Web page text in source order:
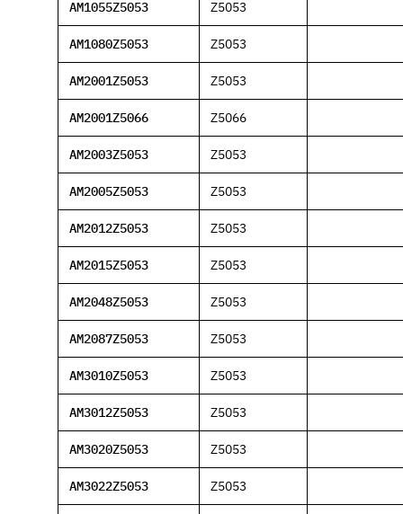
Kontakt
Ihre Karrieremöglichkeiten bei uns
Impressum
Unsere allgemeinen Geschäftsbedingungen
Datenschutz
Dichtungsarten im Überblick
Grundlagenwissen zu Arten, Funktion und Einsatz der
Werkstoffe
Werkstoffe in der Dichtungstechnik – Grundlagen,
Normen & Zertifizierungen
ISO, DIN und EN-Normen in der Dichtungstechnik – Übersicht
AM1055Z5053 Z5053
AM1080Z5053 Z5053
AM2001Z5053 Z5053
AM2001Z5066 Z5066
AM2003Z5053 Z5053
AM2005Z5053 Z5053
AM2012Z5053 Z5053
AM2015Z5053 Z5053
AM2048Z5053 Z5053
AM2087Z5053 Z5053
AM3010Z5053 Z5053
AM3012Z5053 Z5053
AM3020Z5053 Z5053
AM3022Z5053 Z5053